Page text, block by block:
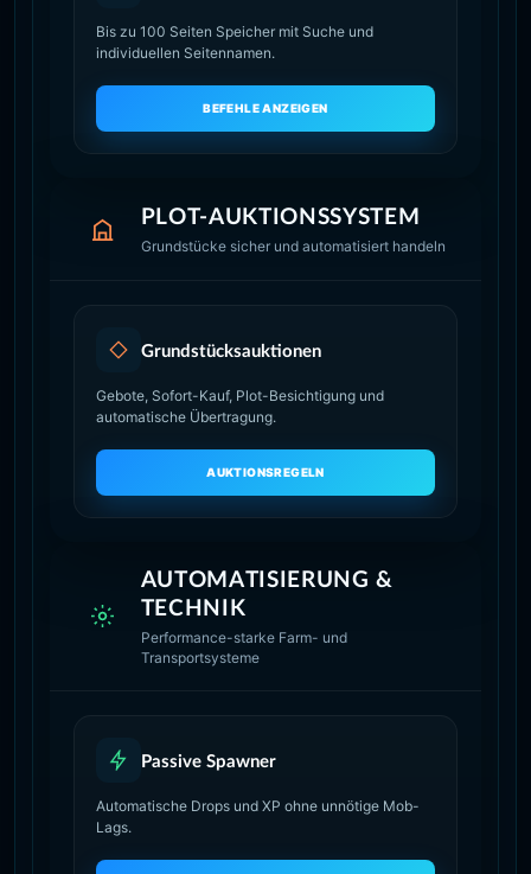
Bis zu 100 Seiten Speicher mit Suche und
individuellen Seitennamen.
BEFEHLE ANZEIGEN
PLOT-AUKTIONSSYSTEM
Grundstücke sicher und automatisiert handeln
Grundstücksauktionen
Gebote, Sofort-Kauf, Plot-Besichtigung und
automatische Übertragung.
AUKTIONSREGELN
AUTOMATISIERUNG &
TECHNIK
Performance-starke Farm- und
Transportsysteme
Passive Spawner
Automatische Drops und XP ohne unnötige Mob-
Lags.